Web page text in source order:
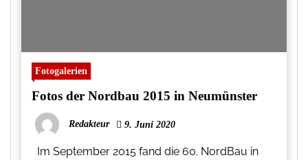
Fotogalerien
Fotos der Nordbau 2015 in Neumünster
Redakteur 9. Juni 2020
Im September 2015 fand die 60. NordBau in